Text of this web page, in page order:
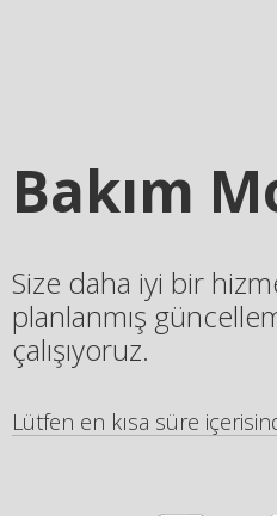
Bakım
Size daha iyi bir
planlanmış
çalışıyoruz.
Lütfen en kısa süre